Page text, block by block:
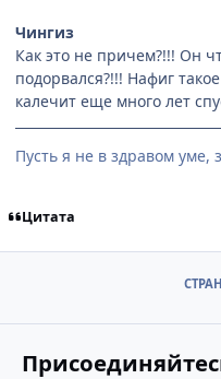
Чингиз
Как это не причем?!!! Он
подорвался?!!! Нафиг
калечит еще много лет
Пусть я не в здравом уме,
Цитата